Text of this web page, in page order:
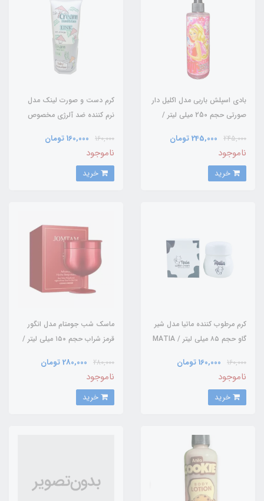
بادی اسپلش باربی مدل اکلیل دار
صورتی حجم 250 میلی لیتر /
245,000 245,000 تومان
ناموجود
کرم دست و صورت لینک مدل
نرم کننده ضد آلرژی مخصوص
160,000 160,000 تومان
ناموجود
کرم مرطوب کننده ماتیا مدل شیر
گاو حجم ۸۵ میلی لیتر / MATIA
160,000 160,000 تومان
ناموجود
ماسک شب جومتام مدل انگور
قرمز شراب حجم ۱۵۰ میلی لیتر /
280,000 280,000 تومان
ناموجود